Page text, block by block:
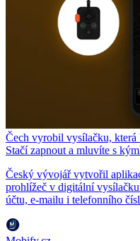
Čech vyrobil vysílačku, která
Stačí zapnout a mluvíte s
Český vývojář vytvořil
prohlížeč v digitální
účtu, e-mailu i telefonního